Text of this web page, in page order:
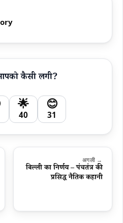
कैसी लगी?
🌟
40
😊
31
अगली →
बिल्ली का निर्णय – पंचतंत्र की
प्रसिद्ध नैतिक कहानी